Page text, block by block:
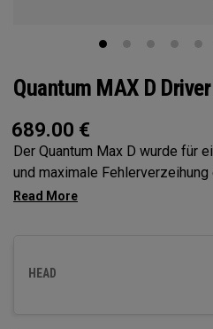
Quantum MAX D
689.00 €
Der Quantum Max D wurde für
und maximale
unsere Tri-Force-Schlagfläche
Kompromisse bei der Kontrolle.
HEAD